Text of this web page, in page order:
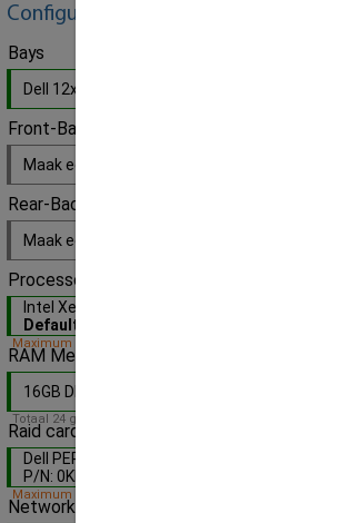
Configureer hier zelf uw eigen
Bays
Dell 12x bays 3,5" LFF SAS/SATA
Front-Backplane
Maak een keuze
Rear-Backplane
Maak een keuze
Processor
Intel Xeon Silver 4110 8x Core 2.1GHz
Default
Maximum capiciteit bereikt!
RAM Memory
16GB DDR4 2133MHz 17000P ECC gen.
Totaal 24 geheugensloten op deze server
Raid card
Dell PERC H730 1GB Mini Mono raid controller
P/N: 0KMCCD
Maximum capiciteit bereikt!
Network daughter